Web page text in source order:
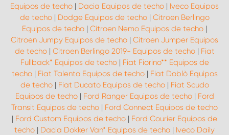
Equipos de techo | Dacia Equipos de techo | Iveco Equipos
de techo| Dodge Equipos de techo| Citroen Berlingo
Equipos de techo | Citroen Nemo Equipos de techo |
Citroen Jumpy Equipos de techo | Citroen Jumper Equipos
de techo| Citroen Berlingo 2019- Equipos de techo| Fiat
Fullback* Equipos de techo| Fiat Fiorino** Equipos de
techo| Fiat Talento Equipos de techo| Fiat Doblò Equipos
de techo| Fiat Ducato Equipos de techo| Fiat Scudo
Equipos de techo| Ford Ranger Equipos de techo| Ford
Transit Equipos de techo | Ford Connect Equipos de techo
| Ford Custom Equipos de techo | Ford Courier Equipos de
techo | Dacia Dokker Van* Equipos de techo | Iveco Daily